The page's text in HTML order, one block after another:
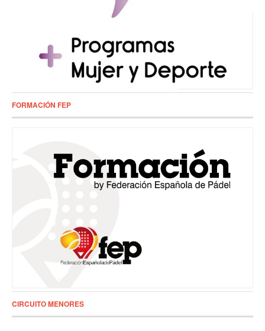
FORMACIÓN FEP
CIRCUITO MENORES